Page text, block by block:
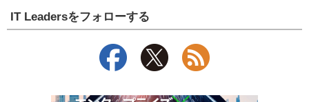
IT Leadersをフォローする